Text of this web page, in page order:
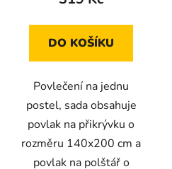
DO KOŠÍKU
Povlečení na jednu
postel, sada obsahuje
povlak na přikrývku o
rozměru 140x200 cm a
povlak na polštář o